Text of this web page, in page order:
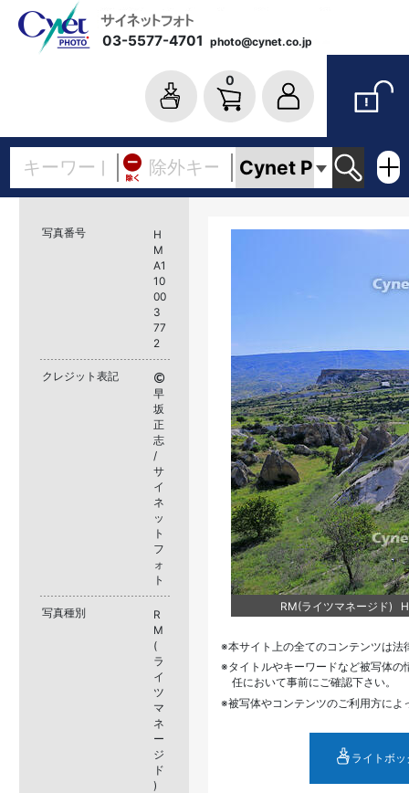
03-5577-4701 photo@cynet.co.jp
0
写真番号
H
M
A1
10
00
3
77
2
クレジット表記
早
坂
正
志
/
サ
イ
ネ
ッ
ト
フ
ォ
ト
写真種別
R
M
(
ラ
イ
ツ
マ
ネ
ー
ジ
ド
)
RM(ライツマネージド)
本サイト上の全てのコンテンツは
タイトルやキーワードなど被写体
任において事前にご確認下さい。
被写体やコンテンツのご利用方に
ライトボ